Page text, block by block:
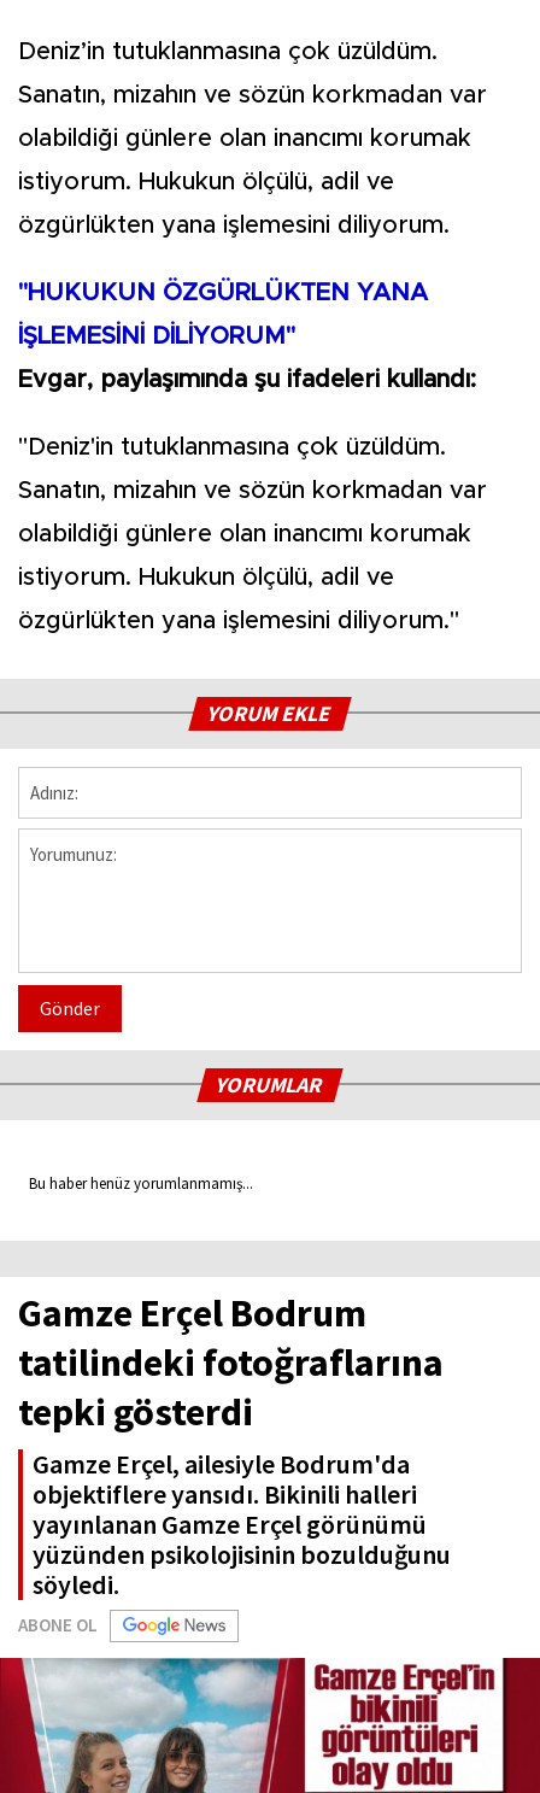
Deniz’in tutuklanmasına çok üzüldüm.
Sanatın, mizahın ve sözün korkmadan var
olabildiği günlere olan inancımı korumak
istiyorum. Hukukun ölçülü, adil ve
özgürlükten yana işlemesini diliyorum.
"HUKUKUN ÖZGÜRLÜKTEN YANA
İŞLEMESİNİ DİLİYORUM"
Evgar, paylaşımında şu ifadeleri kullandı:
"Deniz'in tutuklanmasına çok üzüldüm.
Sanatın, mizahın ve sözün korkmadan var
olabildiği günlere olan inancımı korumak
istiyorum. Hukukun ölçülü, adil ve
özgürlükten yana işlemesini diliyorum."
YORUM EKLE
Gönder
YORUMLAR
Bu haber henüz yorumlanmamış...
Gamze Erçel Bodrum
tatilindeki fotoğraflarına
tepki gösterdi
Gamze Erçel, ailesiyle Bodrum'da
objektiflere yansıdı. Bikinili halleri
yayınlanan Gamze Erçel görünümü
yüzünden psikolojisinin bozulduğunu
söyledi.
ABONE OL